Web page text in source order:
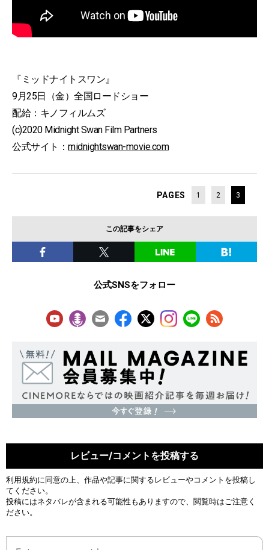
『ミッドナイトスワン』
9月25日（金）全国ロードショー
配給：キノフィルムズ
(c)2020 Midnight Swan Film Partners
公式サイト： midnightswan-movie.com
PAGES 1 2 3
この記事をシェア
公式SNSをフォロー
レビュー/コメントを投稿する
利用規約に同意の上、作品や記事に関するレビューやコメントを投稿し
てください。
投稿にはネタバレが含まれる可能性もありますので、閲覧時はご注意く
ださい。